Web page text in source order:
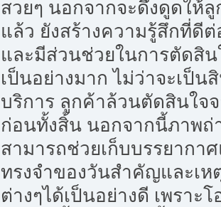
สวยๆ นอกจากจะดึงดูดให้
แล้ว ยังสร้างความรู้สึกที่ดี
และมีส่วนช่วยในการตัดสิน
เป็นอย่างมาก ไม่ว่าจะเป็น
บริการ ลูกค้าล้วนตัดสินใจ
ก่อนทั้งสิ้น นอกจากนี้ภาพถ่
สามารถช่วยเก็บบรรยากา
ทรงจำของวันสำคัญและเ
ต่างๆได้เป็นอย่างดี เพราะ